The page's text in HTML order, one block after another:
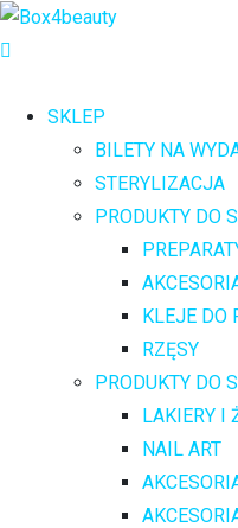
SKLEP
BILETY NA
STERYLIZACJA
PRODUKTY DO
KLEJE DO
RZĘSY
PRODUKTY DO
LAKIERY I
NAIL ART